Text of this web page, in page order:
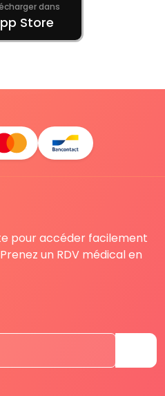
dans
Store
pour accéder facilement
un RDV médical en